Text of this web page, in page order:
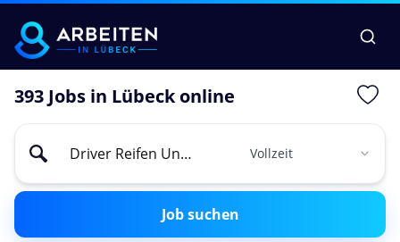
393 Jobs in Lübeck online
Job suchen